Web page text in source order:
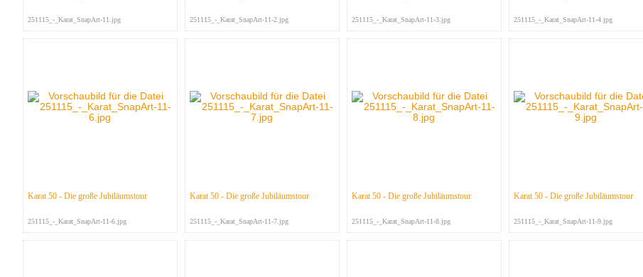
251115_-_Karat_SnapArt-11.jpg 251115_-_Karat_SnapArt-11-2.jpg 251115_-_Karat_SnapArt-11-3.jpg 251115_-_Karat_SnapArt-11-4.jpg
Karat 50 - Die große Jubiläumstour
251115_-_Karat_SnapArt-11-6.jpg
Karat 50 - Die große Jubiläumstour
251115_-_Karat_SnapArt-11-7.jpg
Karat 50 - Die große Jubiläumstour
251115_-_Karat_SnapArt-11-8.jpg
Karat 50 - Die große Jubiläumstour
251115_-_Karat_SnapArt-11-9.jpg